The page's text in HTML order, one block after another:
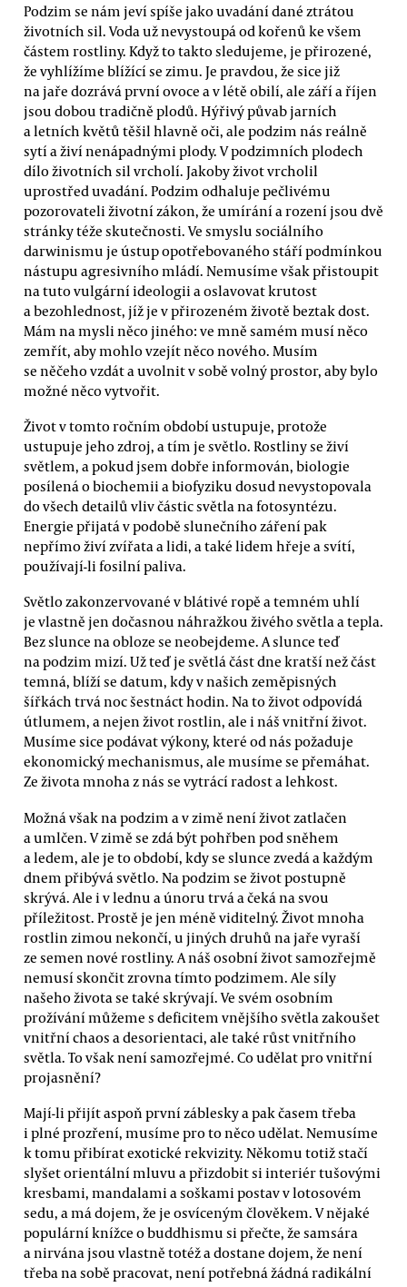
Podzim se nám jeví spíše jako uvadání dané ztrátou
životních sil. Voda už nevystoupá od kořenů ke všem
částem rostliny. Když to takto sledujeme, je přirozené,
že vyhlížíme blížící se zimu. Je pravdou, že sice již
na jaře dozrává první ovoce a v létě obilí, ale září a říjen
jsou dobou tradičně plodů. Hýřivý půvab jarních
a letních květů těšil hlavně oči, ale podzim nás reálně
sytí a živí nenápadnými plody. V podzimních plodech
dílo životních sil vrcholí. Jakoby život vrcholil
uprostřed uvadání. Podzim odhaluje pečlivému
pozorovateli životní zákon, že umírání a rození jsou dvě
stránky téže skutečnosti. Ve smyslu sociálního
darwinismu je ústup opotřebovaného stáří podmínkou
nástupu agresivního mládí. Nemusíme však přistoupit
na tuto vulgární ideologii a oslavovat krutost
a bezohlednost, jíž je v přirozeném životě beztak dost.
Mám na mysli něco jiného: ve mně samém musí něco
zemřít, aby mohlo vzejít něco nového. Musím
se něčeho vzdát a uvolnit v sobě volný prostor, aby bylo
možné něco vytvořit.
Život v tomto ročním období ustupuje, protože
ustupuje jeho zdroj, a tím je světlo. Rostliny se živí
světlem, a pokud jsem dobře informován, biologie
posílená o biochemii a biofyziku dosud nevystopovala
do všech detailů vliv částic světla na fotosyntézu.
Energie přijatá v podobě slunečního záření pak
nepřímo živí zvířata a lidi, a také lidem hřeje a svítí,
používají-li fosilní paliva.
Světlo zakonzervované v blátivé ropě a temném uhlí
je vlastně jen dočasnou náhražkou živého světla a tepla.
Bez slunce na obloze se neobejdeme. A slunce teď
na podzim mizí. Už teď je světlá část dne kratší než část
temná, blíží se datum, kdy v našich zeměpisných
šířkách trvá noc šestnáct hodin. Na to život odpovídá
útlumem, a nejen život rostlin, ale i náš vnitřní život.
Musíme sice podávat výkony, které od nás požaduje
ekonomický mechanismus, ale musíme se přemáhat.
Ze života mnoha z nás se vytrácí radost a lehkost.
Možná však na podzim a v zimě není život zatlačen
a umlčen. V zimě se zdá být pohřben pod sněhem
a ledem, ale je to období, kdy se slunce zvedá a každým
dnem přibývá světlo. Na podzim se život postupně
skrývá. Ale i v lednu a únoru trvá a čeká na svou
příležitost. Prostě je jen méně viditelný. Život mnoha
rostlin zimou nekončí, u jiných druhů na jaře vyraší
ze semen nové rostliny. A náš osobní život samozřejmě
nemusí skončit zrovna tímto podzimem. Ale síly
našeho života se také skrývají. Ve svém osobním
prožívání můžeme s deficitem vnějšího světla zakoušet
vnitřní chaos a desorientaci, ale také růst vnitřního
světla. To však není samozřejmé. Co udělat pro vnitřní
projasnění?
Mají-li přijít aspoň první záblesky a pak časem třeba
i plné prozření, musíme pro to něco udělat. Nemusíme
k tomu přibírat exotické rekvizity. Někomu totiž stačí
slyšet orientální mluvu a přizdobit si interiér tušovými
kresbami, mandalami a soškami postav v lotosovém
sedu, a má dojem, že je osvíceným člověkem. V nějaké
populární knížce o buddhismu si přečte, že samsára
a nirvána jsou vlastně totéž a dostane dojem, že není
třeba na sobě pracovat, není potřebná žádná radikální